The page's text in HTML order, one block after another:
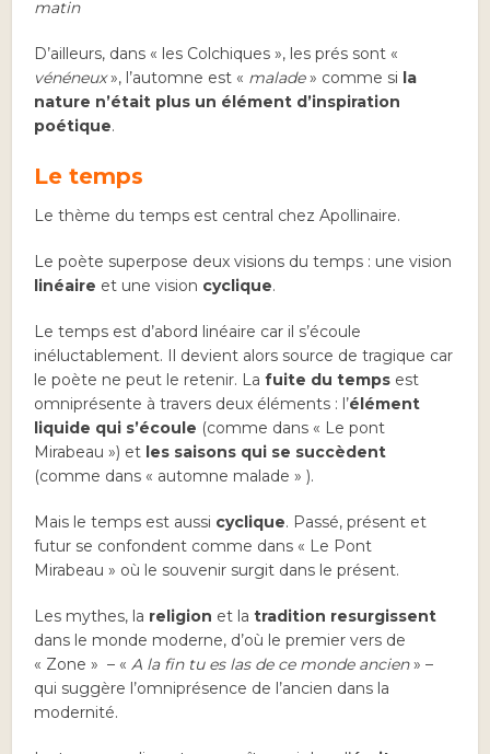
matin
D’ailleurs, dans « les Colchiques », les prés sont «
vénéneux», l’automne est « malade» comme si la
nature n’était plus un élément d’inspiration
poétique.
Le temps
Le thème du temps est central chez Apollinaire.
Le poète superpose deux visions du temps : une vision
linéaire et une vision cyclique.
Le temps est d’abord linéaire car il s’écoule
inéluctablement. Il devient alors source de tragique car
le poète ne peut le retenir. Lafuite du temps est
omniprésente à travers deux éléments : l’élément
liquide qui s’écoule (comme dans « Le pont
Mirabeau ») et les saisons qui se succèdent
(comme dans « automne malade » ).
Mais le temps est aussi cyclique. Passé, présent et
futur se confondent comme dans « Le Pont
Mirabeau » où le souvenir surgit dans le présent.
Les mythes, la religion et latradition resurgissent
dans le monde moderne, d’où le premier vers de
« Zone » – « A la fin tu es las de ce monde ancien» –
qui suggère l’omniprésence de l’ancien dans la
modernité.